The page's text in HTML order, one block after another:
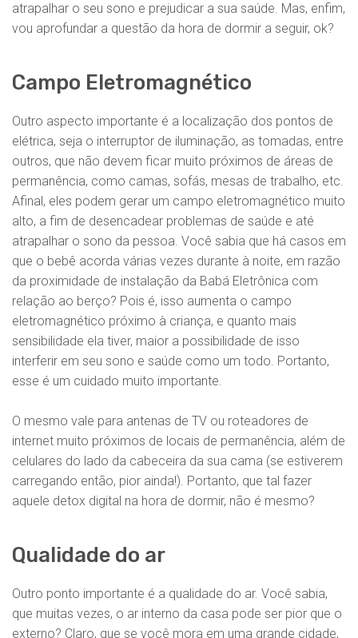
atrapalhar o seu sono e prejudicar a sua saúde. Mas, enfim,
vou aprofundar a questão da hora de dormir a seguir, ok?
Campo Eletromagnético
Outro aspecto importante é a localização dos pontos de
elétrica, seja o interruptor de iluminação, as tomadas, entre
outros, que não devem ficar muito próximos de áreas de
permanência, como camas, sofás, mesas de trabalho, etc.
Afinal, eles podem gerar um campo eletromagnético muito
alto, a fim de desencadear problemas de saúde e até
atrapalhar o sono da pessoa. Você sabia que há casos em
que o bebê acorda várias vezes durante à noite, em razão
da proximidade de instalação da Babá Eletrônica com
relação ao berço? Pois é, isso aumenta o campo
eletromagnético próximo à criança, e quanto mais
sensibilidade ela tiver, maior a possibilidade de isso
interferir em seu sono e saúde como um todo. Portanto,
esse é um cuidado muito importante.
O mesmo vale para antenas de TV ou roteadores de
internet muito próximos de locais de permanência, além de
celulares do lado da cabeceira da sua cama (se estiverem
carregando então, pior ainda!). Portanto, que tal fazer
aquele detox digital na hora de dormir, não é mesmo?
Qualidade do ar
Outro ponto importante é a qualidade do ar. Você sabia,
que muitas vezes, o ar interno da casa pode ser pior que o
externo? Claro, que se você mora em uma grande cidade,